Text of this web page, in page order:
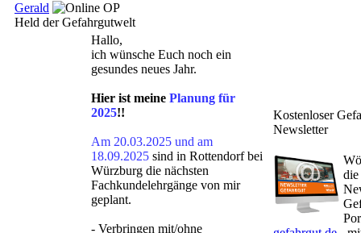
Gerald
OP
Held der Gefahrgutwelt
Hallo,
ich wünsche Euch noch ein
gesundes neues Jahr.
Hier ist meine Planung für
2025!!
Am 20.03.2025 und am
18.09.2025 sind in Rottendorf bei
Würzburg die nächsten
Fachkundelehrgänge von mir
geplant.
- Verbringen mit/ohne
Kostenloser
Newsletter
die